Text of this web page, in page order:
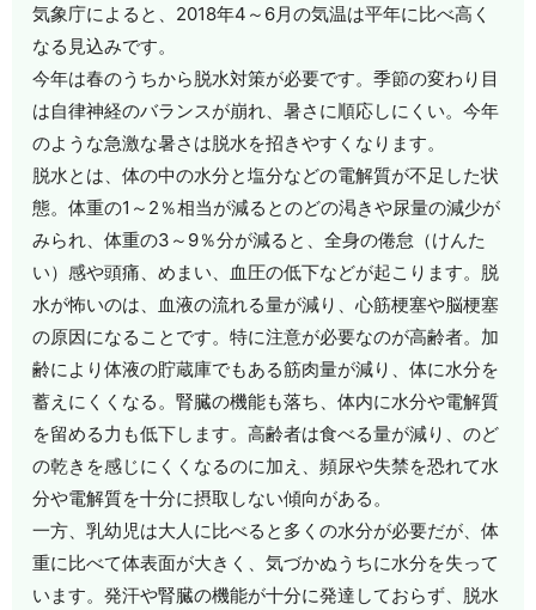
気象庁によると、2018年4～6月の気温は平年に比べ高く
なる見込みです。
今年は春のうちから脱水対策が必要です。季節の変わり目
は自律神経のバランスが崩れ、暑さに順応しにくい。今年
のような急激な暑さは脱水を招きやすくなります。
脱水とは、体の中の水分と塩分などの電解質が不足した状
態。体重の1～2％相当が減るとのどの渇きや尿量の減少が
みられ、体重の3～9％分が減ると、全身の倦怠（けんた
い）感や頭痛、めまい、血圧の低下などが起こります。脱
水が怖いのは、血液の流れる量が減り、心筋梗塞や脳梗塞
の原因になることです。特に注意が必要なのが高齢者。加
齢により体液の貯蔵庫でもある筋肉量が減り、体に水分を
蓄えにくくなる。腎臓の機能も落ち、体内に水分や電解質
を留める力も低下します。高齢者は食べる量が減り、のど
の乾きを感じにくくなるのに加え、頻尿や失禁を恐れて水
分や電解質を十分に摂取しない傾向がある。
一方、乳幼児は大人に比べると多くの水分が必要だが、体
重に比べて体表面が大きく、気づかぬうちに水分を失って
います。発汗や腎臓の機能が十分に発達しておらず、脱水